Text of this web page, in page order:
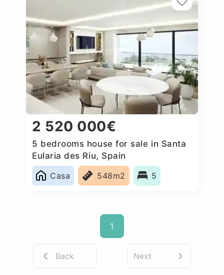
2 520 000€
5 bedrooms house for sale in Santa
Eularia des Riu, Spain
Casa
548m2 5
1
Back Next